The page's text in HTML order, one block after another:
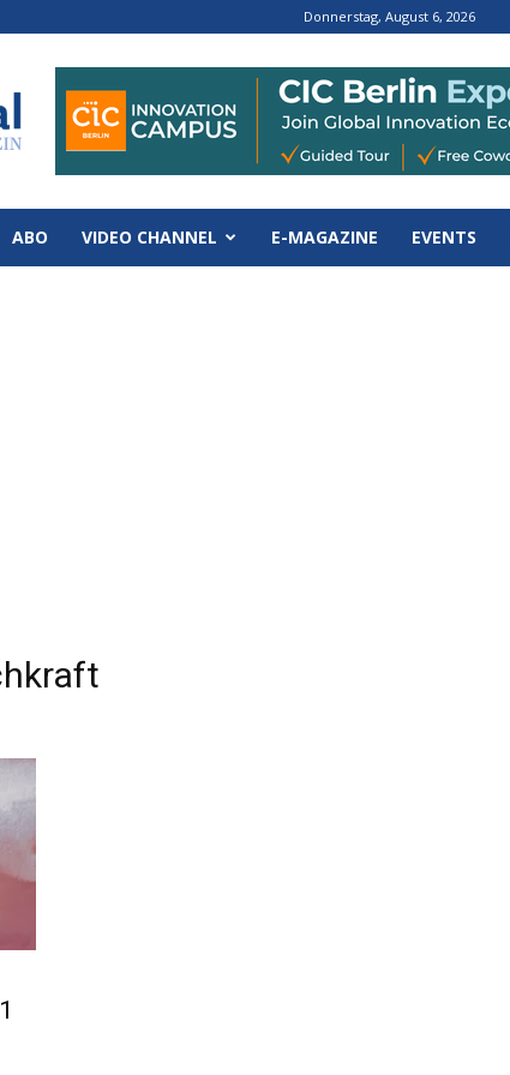
Donnerstag, August 6, 2026
ABO VIDEO CHANNEL E-MAGAZINE EVENTS